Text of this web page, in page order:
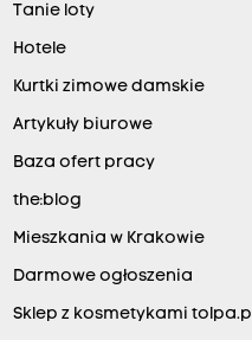
Tanie loty
Hotele
Kurtki zimowe damskie
Artykuły biurowe
Baza ofert pracy
the:blog
Mieszkania w Krakowie
Darmowe ogłoszenia
Sklep z kosmetykami tolpa.pl